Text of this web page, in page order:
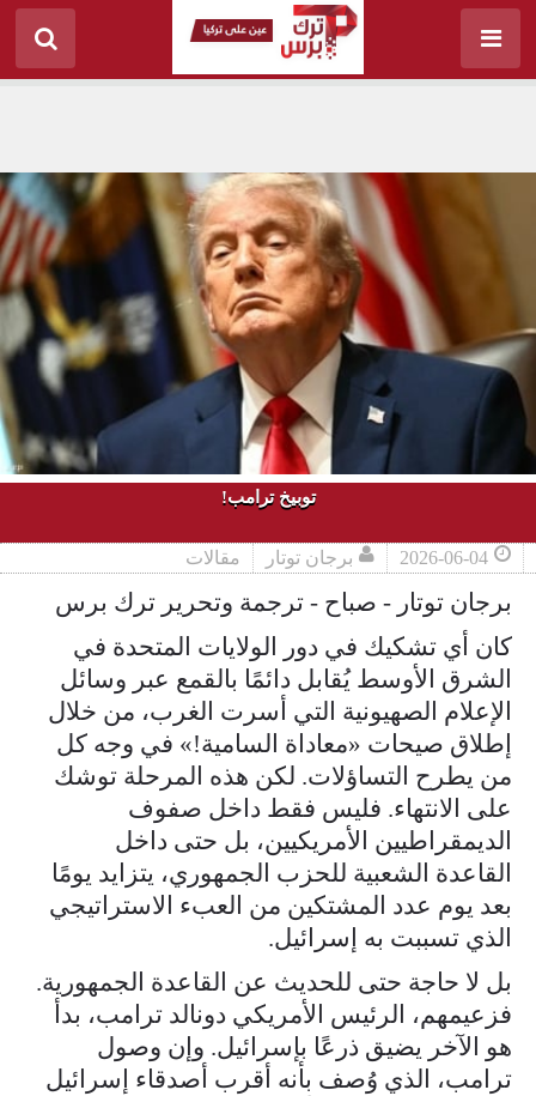
توبيخ ترامب!
2026-06-04 برجان توتار مقالات
برجان توتار - صباح - ترجمة وتحرير ترك برس
كان أي تشكيك في دور الولايات المتحدة في
الشرق الأوسط يُقابل دائمًا بالقمع عبر وسائل
الإعلام الصهيونية التي أسرت الغرب، من خلال
إطلاق صيحات «معاداة السامية!» في وجه كل
من يطرح التساؤلات. لكن هذه المرحلة توشك
على الانتهاء. فليس فقط داخل صفوف
الديمقراطيين الأمريكيين، بل حتى داخل
القاعدة الشعبية للحزب الجمهوري، يتزايد يومًا
بعد يوم عدد المشتكين من العبء الاستراتيجي
الذي تسببت به إسرائيل.
بل لا حاجة حتى للحديث عن القاعدة الجمهورية.
فزعيمهم، الرئيس الأمريكي دونالد ترامب، بدأ
هو الآخر يضيق ذرعًا بإسرائيل. وإن وصول
ترامب، الذي وُصف بأنه أقرب أصدقاء إسرائيل